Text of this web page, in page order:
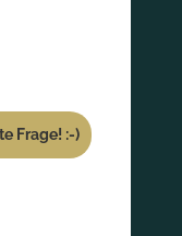
Frage! :-)